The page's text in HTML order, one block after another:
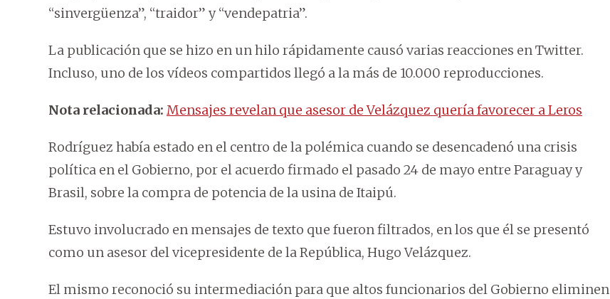
“sinvergüenza”, “traidor” y “vendepatria”.
La publicación que se hizo en un hilo rápidamente causó varias reacciones en Twitter.
Incluso, uno de los vídeos compartidos llegó a la más de 10.000 reproducciones.
Nota relacionada: Mensajes revelan que asesor de Velázquez quería favorecer a Leros
Rodríguez había estado en el centro de la polémica cuando se desencadenó una crisis
política en el Gobierno, por el acuerdo firmado el pasado 24 de mayo entre Paraguay y
Brasil, sobre la compra de potencia de la usina de Itaipú.
Estuvo involucrado en mensajes de texto que fueron filtrados, en los que él se presentó
como un asesor del vicepresidente de la República, Hugo Velázquez.
El mismo reconoció su intermediación para que altos funcionarios del Gobierno eliminen